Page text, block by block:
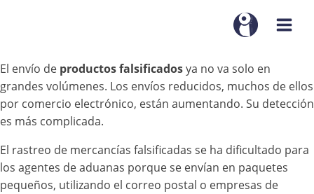
El envío de productos falsificadosya no va solo en
grandes volúmenes. Los envíos reducidos, muchos de ellos
por comercio electrónico, están aumentando. Su detección
es más complicada.
El rastreo de mercancías falsificadas se ha dificultado para
los agentes de aduanas porque se envían en paquetes
pequeños, utilizando el correo postal o empresas de